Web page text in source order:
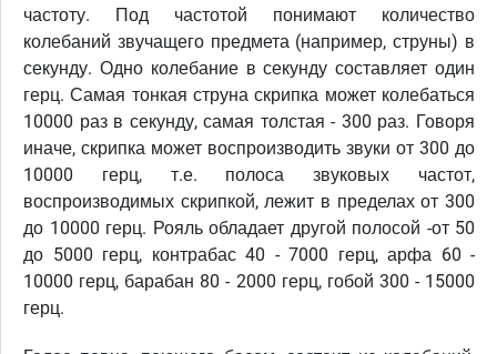
частоту. Под частотой понимают количество
колебаний звучащего предмета (например, струны) в
секунду. Одно колебание в секунду составляет один
герц. Самая тонкая струна скрипка может колебаться
10000 раз в секунду, самая толстая - 300 раз. Говоря
иначе, скрипка может воспроизводить звуки от 300 до
10000 герц, т.е. полоса звуковых частот,
воспроизводимых скрипкой, лежит в пределах от 300
до 10000 герц. Рояль обладает другой полосой -от 50
до 5000 герц, контрабас 40 - 7000 герц, арфа 60 -
10000 герц, барабан 80 - 2000 герц, гобой 300 - 15000
герц.